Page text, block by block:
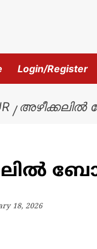
Login/Register
അഴീക്കലിൽ
18, 2026